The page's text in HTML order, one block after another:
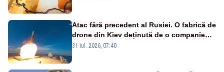
Atac fără precedent al Rusiei. O fabrică de
drone din Kiev deținută de o companie
americană, distrusă de o rachetă
31 iul. 2026, 07:40